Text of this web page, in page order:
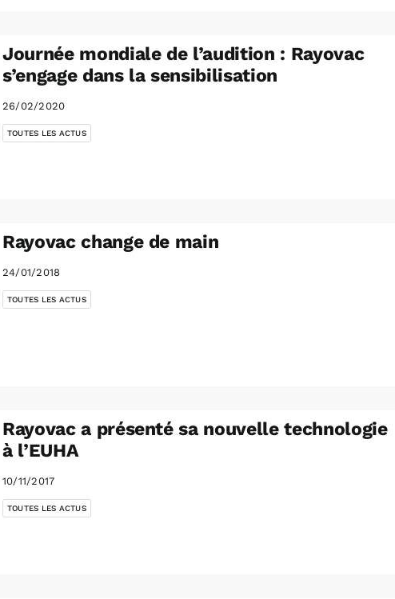
Journée mondiale de l’audition : Rayovac
s’engage dans la sensibilisation
26/02/2020
TOUTES LES ACTUS
Rayovac change de main
24/01/2018
TOUTES LES ACTUS
Rayovac a présenté sa nouvelle technologie
à l’EUHA
10/11/2017
TOUTES LES ACTUS